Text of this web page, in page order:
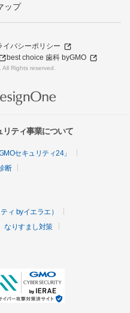
ップ
イバシーポリシー
best choice 歯科 byGMO
Rights reserved.
ティ事業について
セキュリティ24」
断
ィ byイエラエ）
なりすまし対策